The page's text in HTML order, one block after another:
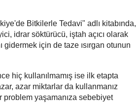
Bitkilerle Tedavi" adlı kitabında,
idrar söktürücü, iştah açıcı olarak
gidermek için de taze ısırgan otunun
hiç kullanılmamış ise ilk etapta
azar miktarlar da kullanmanız
problem yaşamanıza sebebiyet